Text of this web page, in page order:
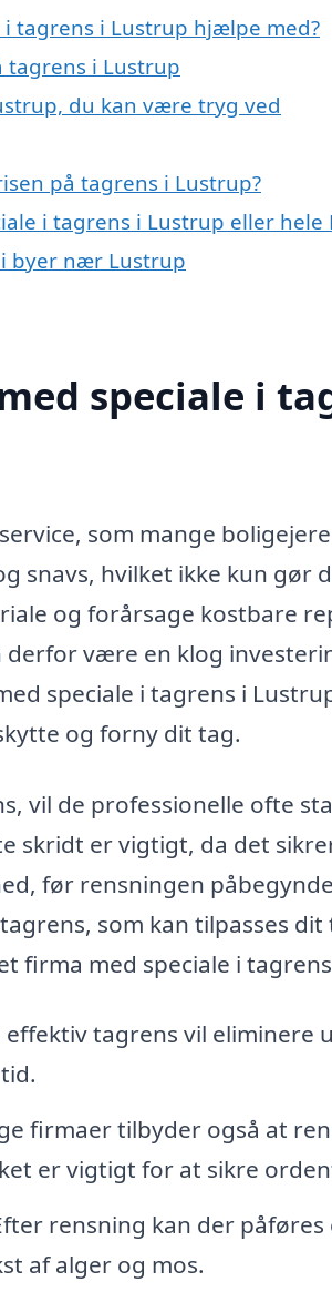
tagrens i Lustrup hjælpe med?
i Lustrup
du kan være tryg ved
på tagrens i Lustrup?
i tagrens i Lustrup eller hele
byer nær Lustrup
speciale i
som mange
snavs, hvilket ikke kun
og forårsage kostbare
være en klog
speciale i tagrens i
og forny dit tag.
vil de professionelle ofte
skridt er vigtigt, da det
før rensningen
som kan tilpasses dit
firma med speciale i
effektiv tagrens vil eliminere
firmaer tilbyder også at
er vigtigt for at sikre
rensning kan der
af alger og mos.